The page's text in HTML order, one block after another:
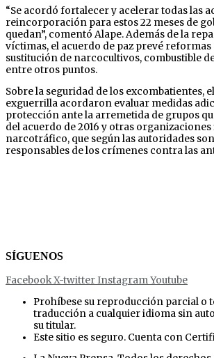
“Se acordó fortalecer y acelerar todas las
reincorporación para estos 22 meses de
quedan”, comentó Alape. Además de la
víctimas, el acuerdo de paz prevé reformas
sustitución de narcocultivos, combustible
entre otros puntos.
Sobre la seguridad de los excombatientes,
exguerrilla acordaron evaluar medidas
protección ante la arremetida de grupos
del acuerdo de 2016 y otras
narcotráfico, que según las autoridades
responsables de los crímenes contra las
SÍGUENOS
FacebookX-twitterInstagramYoutube
Prohíbese su reproducción parcial o
traducción a cualquier idioma sin
su titular.
Este sitio es seguro. Cuenta con